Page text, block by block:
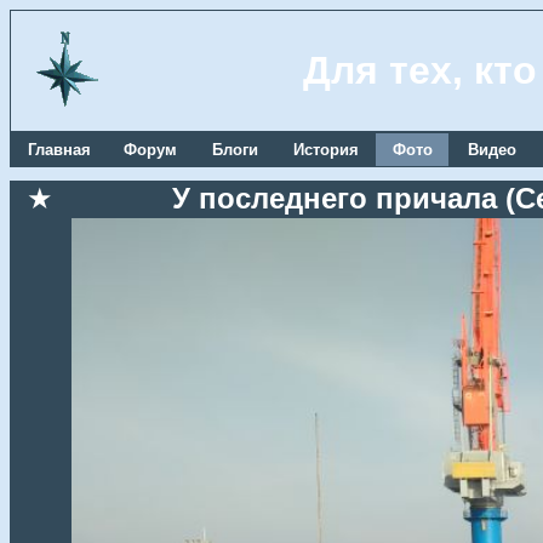
Для тех,
Главная Форум Блоги История Фото Видео
★ У последнего причала